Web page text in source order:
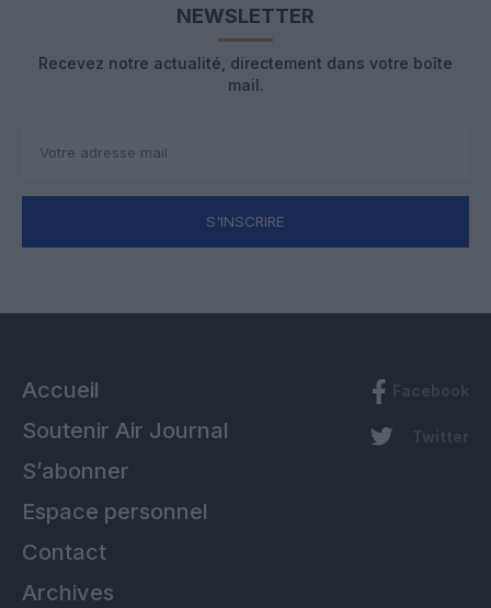
NEWSLETTER
Recevez notre actualité, directement dans votre boîte
mail.
S'INSCRIRE
Accueil
Soutenir Air Journal
S’abonner
Espace personnel
Contact
Archives